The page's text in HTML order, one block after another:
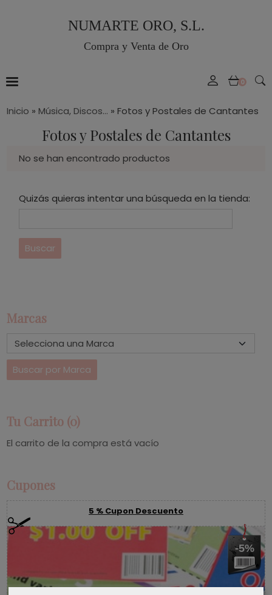
NUMARTE ORO, S.L.
Compra y Venta de Oro
0
Marcas
Tu Carrito (0)
El carrito de la compra está vacío
Cupones
5 % Cupon Descuento
-5%
Inicio » Música, Discos... » Fotos y Postales de Cantantes
Fotos y Postales de Cantantes
No se han encontrado productos
Quizás quieras intentar una búsqueda en la tienda: